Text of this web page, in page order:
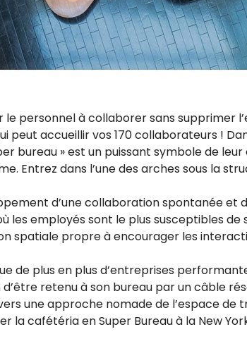
personnel à collaborer sans supprimer
peut accueillir vos 170 collaborateurs !
bureau » est un puissant symbole de
Entrez dans l’une des arches sous la
d’une collaboration spontanée et
les employés sont le plus susceptibles de
spatiale propre à encourager les
de plus en plus d’entreprises
retenu à son bureau par un câble
une approche nomade de l’espace
la cafétéria en Super Bureau à la New